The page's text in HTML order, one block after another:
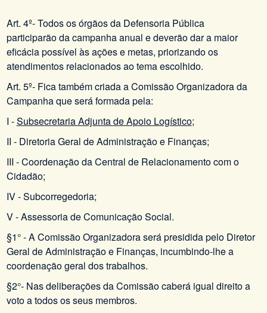
Art. 4º- Todos os órgãos da Defensoria Pública
participarão da campanha anual e deverão dar a maior
eficácia possível às ações e metas, priorizando os
atendimentos relacionados ao tema escolhido.
Art. 5º- Fica também criada a Comissão Organizadora da
Campanha que será formada pela:
I -Subsecretaria Adjunta de Apoio Logístico;
II - Diretoria Geral de Administração e Finanças;
III - Coordenação da Central de Relacionamento com o
Cidadão;
IV - Subcorregedoria;
V - Assessoria de Comunicação Social.
§1° - A Comissão Organizadora será presidida pelo Diretor
Geral de Administração e Finanças, incumbindo-lhe a
coordenação geral dos trabalhos.
§2°- Nas deliberações da Comissão caberá igual direito a
voto a todos os seus membros.